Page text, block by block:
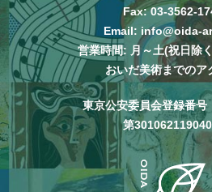
Fax: 03-3562-
Email: info@oida-
営業時間: 月～土(祝日除
おいだ美術までのア
東京公安委員会登録番号
第